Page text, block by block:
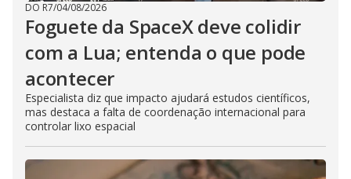
DO R7/04/08/2026
Foguete da SpaceX deve colidir
com a Lua; entenda o que pode
acontecer
Especialista diz que impacto ajudará estudos científicos,
mas destaca a falta de coordenação internacional para
controlar lixo espacial